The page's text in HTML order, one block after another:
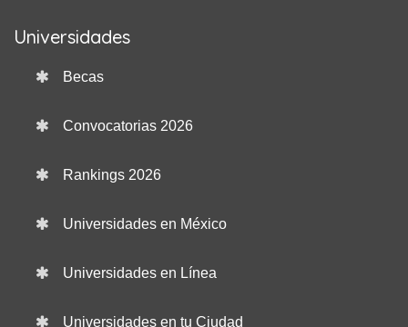
Universidades
Becas
Convocatorias 2026
Rankings 2026
Universidades en México
Universidades en Línea
Universidades en tu Ciudad